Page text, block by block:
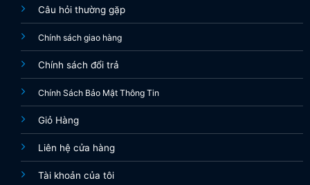
Câu hỏi thường gặp
Chính sách giao hàng
Chính sách đổi trả
Chính Sách Bảo Mật Thông Tin
Giỏ Hàng
Liên hệ cửa hàng
Tài khoản của tôi